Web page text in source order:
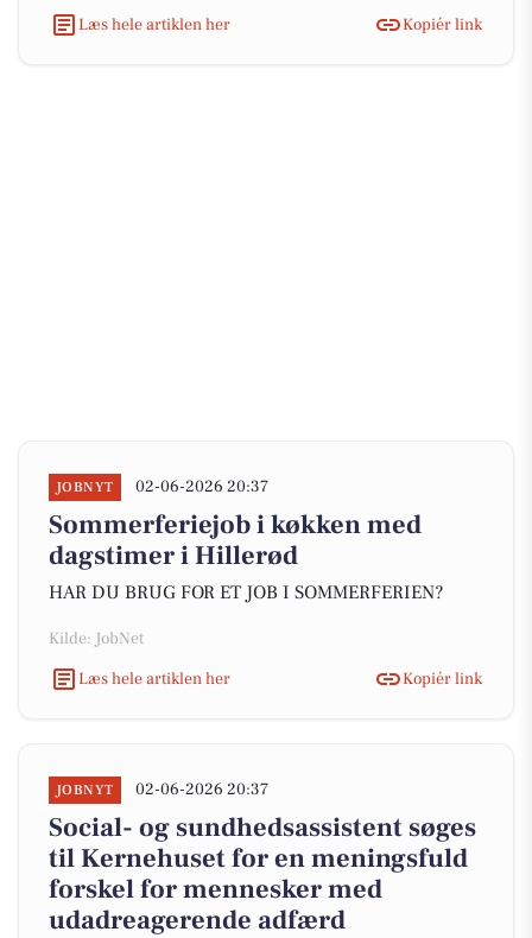
Læs hele artiklen her Kopiér link
JOBNYT 02-06-2026 20:37
Sommerferiejob i køkken med
dagstimer i Hillerød
HAR DU BRUG FOR ET JOB I SOMMERFERIEN?
Kilde: JobNet
Læs hele artiklen her
Kopiér link
JOBNYT 02-06-2026 20:37
Social- og sundhedsassistent søges
til Kernehuset for en meningsfuld
forskel for mennesker med
udadreagerende adfærd